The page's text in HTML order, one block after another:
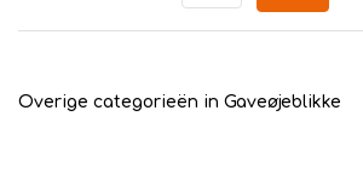
Overige categorieën in Gaveøjeblikke